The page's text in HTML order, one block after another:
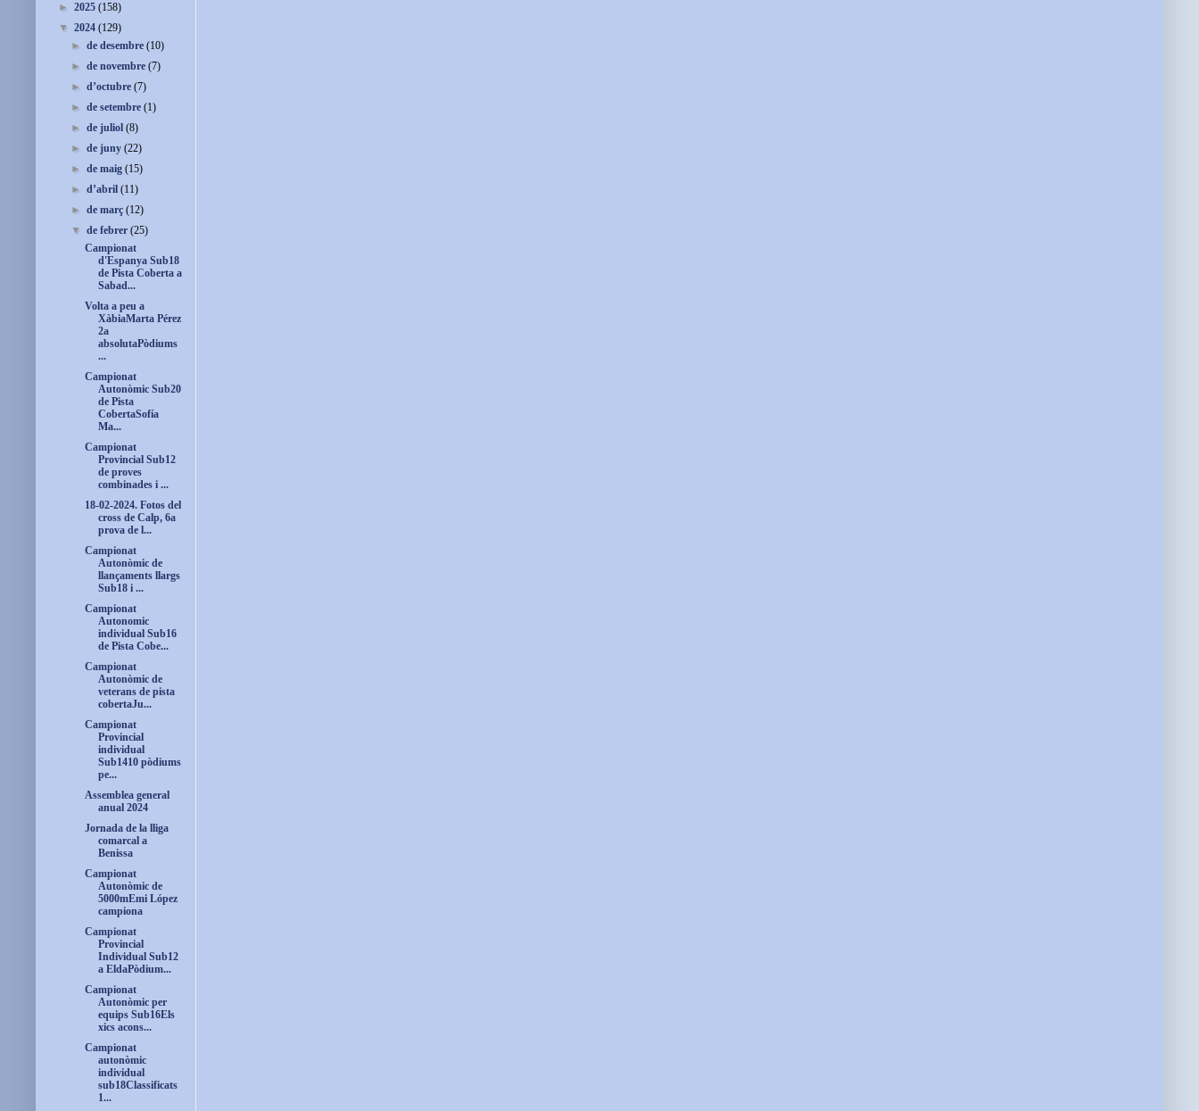
► 2025 (158)
▼ 2024 (129)
►de desembre(10)
►de novembre(7)
►d’octubre(7)
►de setembre(1)
►de juliol(8)
►de juny(22)
►de maig(15)
►d’abril(11)
►de març(12)
▼de febrer(25)
Campionat
d'Espanya Sub18
de Pista Coberta a
Sabad...
Volta a peu a
XàbiaMarta Pérez
2a
absolutaPòdiums
...
Campionat
Autonòmic Sub20
de Pista
CobertaSofía
Ma...
Campionat
Provincial Sub12
de proves
combinades i ...
18-02-2024. Fotos del
cross de Calp, 6a
prova de l...
Campionat
Autonòmic de
llançaments llargs
Sub18 i ...
Campionat
Autonomic
individual Sub16
de Pista Cobe...
Campionat
Autonòmic de
veterans de pista
cobertaJu...
Campionat
Provincial
individual
Sub1410 pòdiums
pe...
Assemblea general
anual 2024
Jornada de la lliga
comarcal a
Benissa
Campionat
Autonòmic de
5000mEmi López
campiona
Campionat
Provincial
Individual Sub12
a EldaPòdium...
Campionat
Autonòmic per
equips Sub16Els
xics acons...
Campionat
autonòmic
individual
sub18Classificats
1...